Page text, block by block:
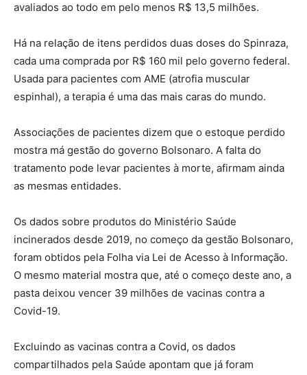
avaliados ao todo em pelo menos R$ 13,5 milhões.
Há na relação de itens perdidos duas doses do Spinraza,
cada uma comprada por R$ 160 mil pelo governo federal.
Usada para pacientes com AME (atrofia muscular
espinhal), a terapia é uma das mais caras do mundo.
Associações de pacientes dizem que o estoque perdido
mostra má gestão do governo Bolsonaro. A falta do
tratamento pode levar pacientes à morte, afirmam ainda
as mesmas entidades.
Os dados sobre produtos do Ministério Saúde
incinerados desde 2019, no começo da gestão Bolsonaro,
foram obtidos pela Folha via Lei de Acesso à Informação.
O mesmo material mostra que, até o começo deste ano, a
pasta deixou vencer 39 milhões de vacinas contra a
Covid-19.
Excluindo as vacinas contra a Covid, os dados
compartilhados pela Saúde apontam que já foram